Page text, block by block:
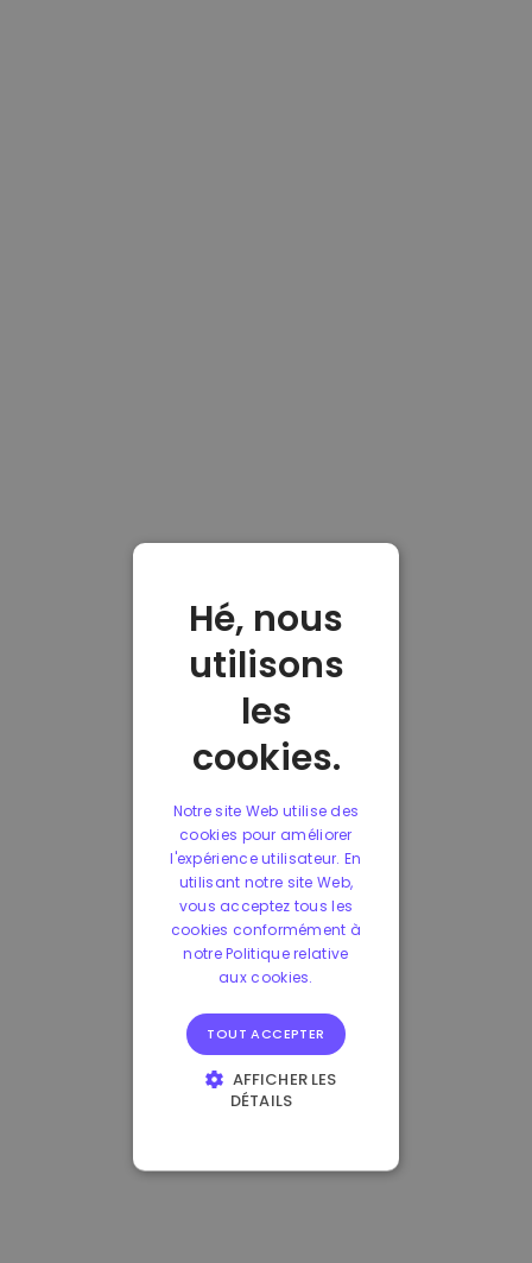
Hé, nous
utilisons
les
cookies.
Notre site Web utilise des
cookies pour améliorer
l'expérience utilisateur. En
utilisant notre site Web,
vous acceptez tous les
cookies conformément à
notre Politique relative
aux cookies.
TOUT ACCEPTER
AFFICHER LES
DÉTAILS